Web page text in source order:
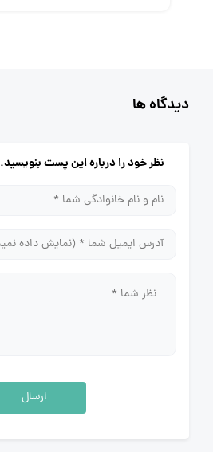
دیدگاه ها
نظر خود را درباره این پست بنویسید.
ارسال